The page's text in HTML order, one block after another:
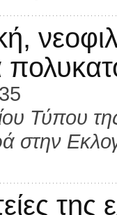
Τύπου
στην
της